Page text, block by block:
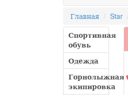
Главная Star
Спортивная
обувь
Одежда
Горнолыжная
экипировка